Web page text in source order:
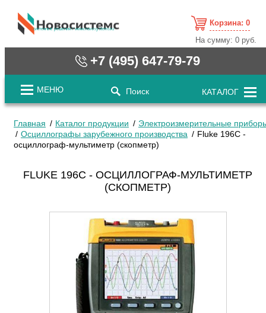
cистемные решения / www.novosystems.ru
Корзина: 0
На сумму:0 руб.
+7 (495) 647-79-79
МЕНЮ Поиск КАТАЛОГ
Главная Каталог продукции
Электроизмерительные
Осциллографы зарубежного производства
Fluke 196C -
осциллограф-мультиметр (скопметр)
FLUKE 196C - ОСЦИЛЛОГРАФ-МУЛЬТИМЕТР
(СКОПМЕТР)